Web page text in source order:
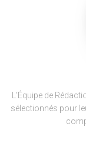
L'Équipe de
sélectionnés pour